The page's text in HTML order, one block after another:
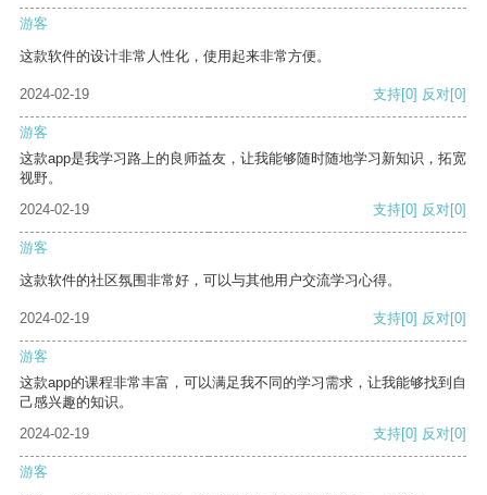
游客
这款软件的设计非常人性化，使用起来非常方便。
2024-02-19 支持[0] 反对[0]
游客
这款app是我学习路上的良师益友，让我能够随时随地学习新知识，拓宽
视野。
2024-02-19
支持[0] 反对[0]
游客
这款软件的社区氛围非常好，可以与其他用户交流学习心得。
2024-02-19 支持[0] 反对[0]
游客
这款app的课程非常丰富，可以满足我不同的学习需求，让我能够找到自
己感兴趣的知识。
2024-02-19
支持[0] 反对[0]
游客